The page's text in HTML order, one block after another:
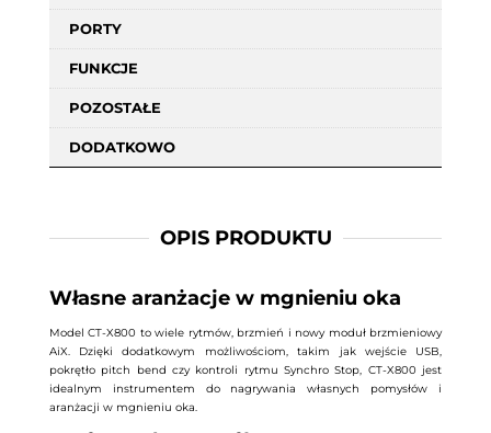
PORTY
FUNKCJE
POZOSTAŁE
DODATKOWO
OPIS PRODUKTU
Własne aranżacje w mgnieniu oka
Model CT-X800 to wiele rytmów, brzmień i nowy moduł brzmieniowy
AiX. Dzięki dodatkowym możliwościom, takim jak wejście USB,
pokrętło pitch bend czy kontroli rytmu Synchro Stop, CT-X800 jest
idealnym instrumentem do nagrywania własnych pomysłów i
aranżacji w mgnieniu oka.